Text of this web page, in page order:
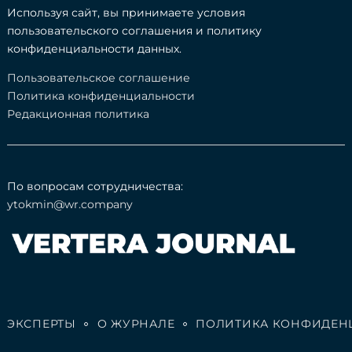
Используя сайт, вы принимаете условия
пользовательского соглашения и политику
конфиденциальности данных.
Пользовательское соглашение
Политика конфиденциальности
Редакционная политика
По вопросам сотрудничества:
ytokmin@wr.company
ЭКСПЕРТЫ О ЖУРНАЛЕ ПОЛИТИКА